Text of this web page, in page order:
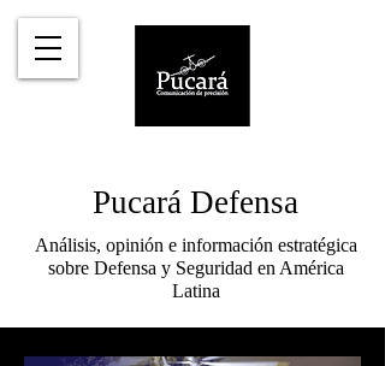
Pucará Defensa
Análisis, opinión e información estratégica
sobre Defensa y Seguridad en América
Latina